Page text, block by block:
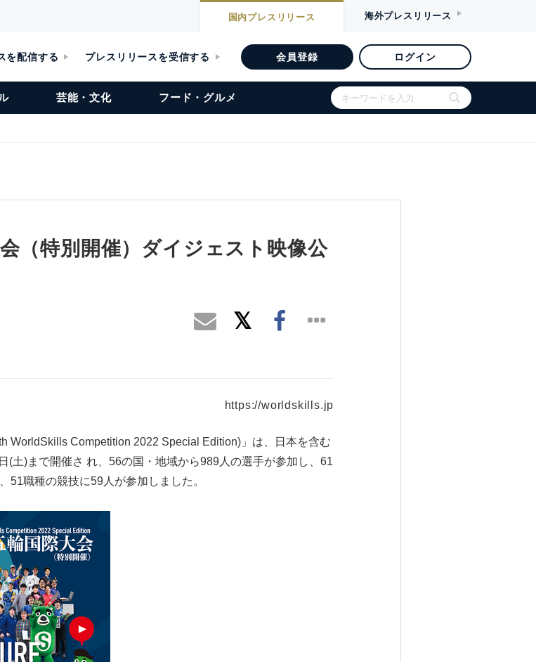
国内プレスリリース 海外プレスリリース
を配信する プレスリリースを受信する 会員登録 ログイン
芸能・文化 フード・グルメ
（特別開催）ダイジェスト映像公
https://worldskills.jp
WorldSkills Competition 2022 Special Edition)」は、日本を含む
(土)まで開催さ れ、56の国・地域から989人の選手が参加し、61
51職種の競技に59人が参加しました。